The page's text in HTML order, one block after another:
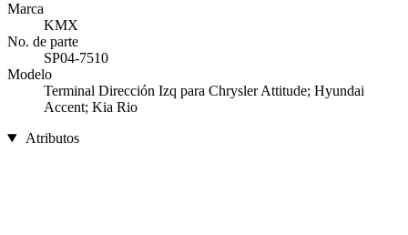
Marca
KMX
No. de parte
SP04-7510
Modelo
Terminal Dirección Izq para Chrysler Attitude; Hyundai
Accent; Kia Rio
Atributos